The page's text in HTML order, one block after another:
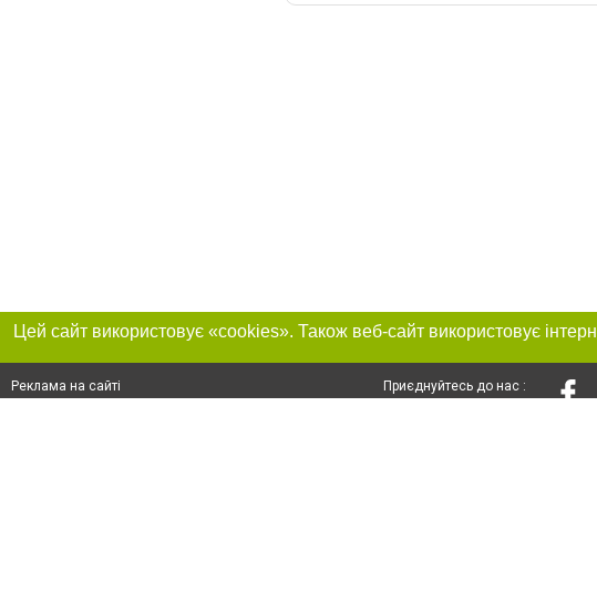
Реклама на сайті
Приєднуйтесь до нас :